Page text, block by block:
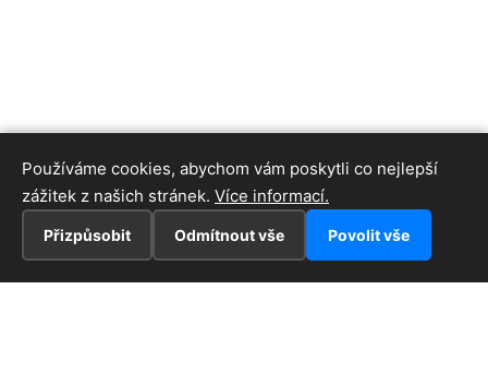
Používáme cookies, abychom vám poskytli co nejlepší
zážitek z našich stránek. Více informací.
Přizpůsobit Odmítnout vše Povolit vše